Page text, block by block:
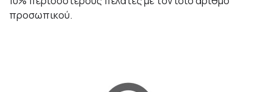
προσωπικού.